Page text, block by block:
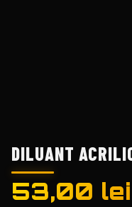
DILUANT
53,00 lei